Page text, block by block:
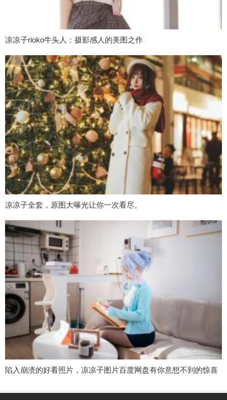
凉凉子rioko牛头人：摄影感人的美图之作
凉凉子全套，原图大曝光让你一次看尽。
陷入崩溃的好看照片，凉凉子图片百度网盘有你意想不到的惊喜